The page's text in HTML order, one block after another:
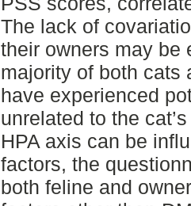
The lack of
their owners may be
majority of both cats
have experienced
unrelated to the
HPA axis can be
factors, the
both feline and